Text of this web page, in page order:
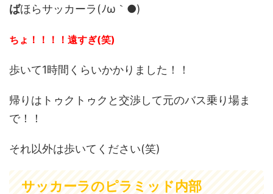
ばほらサッカーラ(ﾉω｀●)
ちょ！！！！遠すぎ(笑)
歩いて1時間くらいかかりました！！
帰りはトゥクトゥクと交渉して元のバス乗り場ま
で！！
それ以外は歩いてください(笑)
サッカーラのピラミッド内部